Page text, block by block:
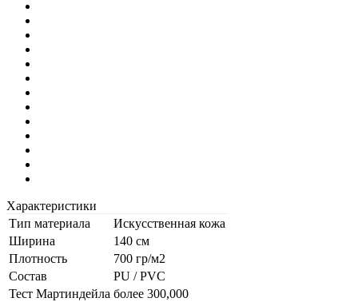
Характеристики
Тип материала
Искусственная кожа
Ширина
140 см
Плотность
700 гр/м2
Состав
PU / PVC
Тест Мартиндейла более 300,000